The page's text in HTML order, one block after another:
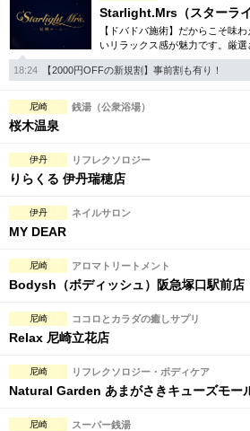
Starlight.Mrs（スターライ
【ドバドバ施術】だからこそ味
いリラックス感が魅力です。厳選
けの特別な時間を演出。尼崎エ
しなら、ぜひ。
18:24 【2000円OFFの新規割】事前割も有り！
尼崎 銭湯（公衆浴場）
桜木温泉
伊丹 リフレクソロジー
りらくる 伊丹瑞穂店
伊丹 ネイルサロン
MY DEAR
尼崎 アロマトリートメント
Bodysh（ボディッシュ）阪急塚口駅前店
尼崎 ココロとカラダの癒しサプリ
Relax 尼崎立花店
尼崎 リフレクソロジー・ボディケア
Natural Garden あまがさきキューズモー
尼崎 スーパー銭湯